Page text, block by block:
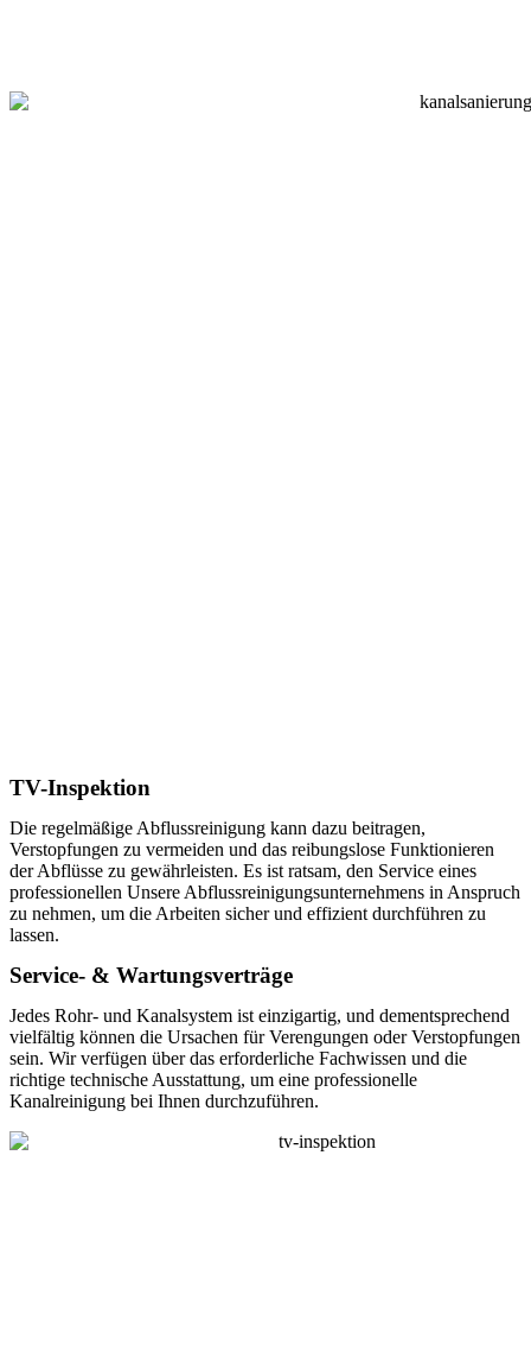
TV-Inspektion
Die regelmäßige Abflussreinigung kann dazu beitragen,
Verstopfungen zu vermeiden und das reibungslose Funktionieren
der Abflüsse zu gewährleisten. Es ist ratsam, den Service eines
professionellen Unsere Abflussreinigungsunternehmens in Anspruch
zu nehmen, um die Arbeiten sicher und effizient durchführen zu
lassen.
Service- & Wartungsverträge
Jedes Rohr- und Kanalsystem ist einzigartig, und dementsprechend
vielfältig können die Ursachen für Verengungen oder Verstopfungen
sein. Wir verfügen über das erforderliche Fachwissen und die
richtige technische Ausstattung, um eine professionelle
Kanalreinigung bei Ihnen durchzuführen.